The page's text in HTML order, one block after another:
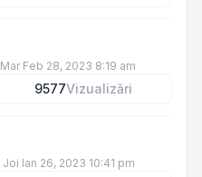
Mar Feb 28, 2023 8:19 am
9577Vizualizări
Joi Ian 26, 2023 10:41 pm